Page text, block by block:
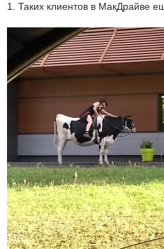
1. Таких клиентов в МакДрайве